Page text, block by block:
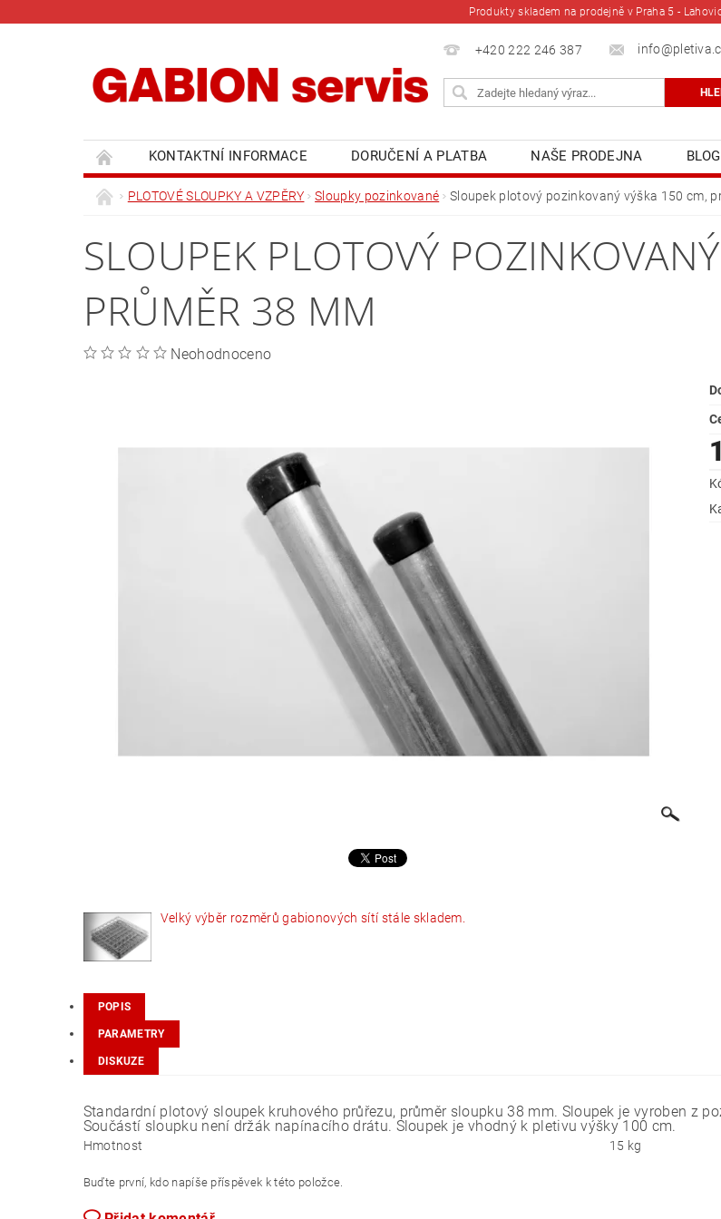
Produkty skladem na prodejně v Praha 5 -
+420 222 246 387
KONTAKTNÍ INFORMACE DORUČENÍ A PLATBA NAŠE PRODEJNA BLOG
PLOTOVÉ SLOUPKY A VZPĚRY Sloupky pozinkované Sloupek plotový pozinkovaný výška 150 cm,
SLOUPEK PLOTOVÝ
PRŮMĚR 38 MM
Neohodnoceno
Velký výběr rozměrů gabionových sítí stále skladem.
POPIS
PARAMETRY
DISKUZE
Standardní plotový sloupek kruhového průřezu, průměr sloupku 38 mm. Sloupek je vyroben z
Součástí sloupku není držák napínacího drátu. Sloupek je vhodný k pletivu výšky 100 cm.
Hmotnost 15 kg
Buďte první, kdo napíše příspěvek k této položce.